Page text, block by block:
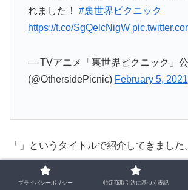
れました！ #裏世界ピクニック
https://t.co/SgQelcNigW
— TVアニメ「裏世界ピクニック」
(@OthersidePicnic) February 5, 2021
「」というタイトルで紹介してきました
個人的にも面白いアニメだと思っていま
プライバシーポリシー 特定商取引法に基づく表記